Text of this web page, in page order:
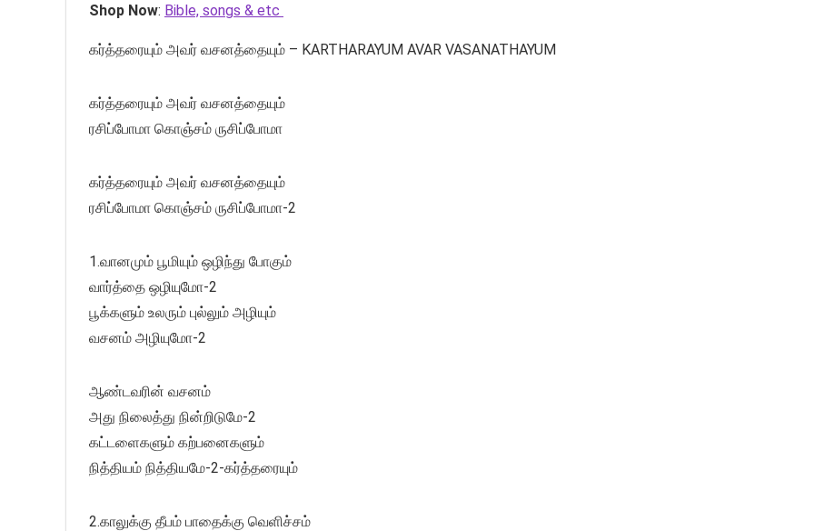
Shop Now: Bible, songs & etc
கர்த்தரையும் அவர் வசனத்தையும் – KARTHARAYUM AVAR VASANATHAYUM
கர்த்தரையும் அவர் வசனத்தையும்
ரசிப்போமா கொஞ்சம் ருசிப்போமா
கர்த்தரையும் அவர் வசனத்தையும்
ரசிப்போமா கொஞ்சம் ருசிப்போமா-2
1.வானமும் பூமியும் ஒழிந்து போகும்
வார்த்தை ஒழியுமோ-2
பூக்களும் உலரும் புல்லும் அழியும்
வசனம் அழியுமோ-2
ஆண்டவரின் வசனம்
அது நிலைத்து நின்றிடுமே-2
கட்டளைகளும் கற்பனைகளும்
நித்தியம் நித்தியமே-2-கர்த்தரையும்
2.காலுக்கு தீபம் பாதைக்கு வெளிச்சம்